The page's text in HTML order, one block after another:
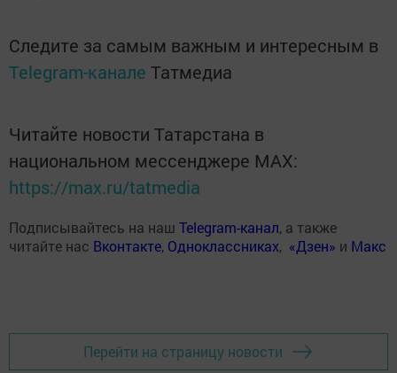
Следите за самым важным и интересным в
Telegram-канале Татмедиа
Читайте новости Татарстана в
национальном мессенджере MАХ:
https://max.ru/tatmedia
Подписывайтесь на наш Telegram-канал, а также
читайте нас Вконтакте, Одноклассниках, «Дзен» и Макс
Перейти на страницу новости